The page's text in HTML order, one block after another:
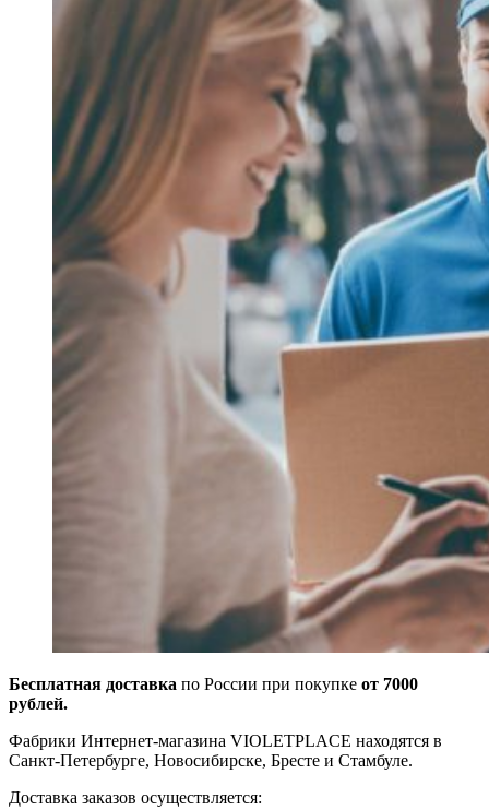
Бесплатная доставка по России при покупке от 7000
рублей.
Фабрики Интернет-магазина VIOLETPLACE находятся в
Санкт-Петербурге, Новосибирске, Бресте и Стамбуле.
Доставка заказов осуществляется: